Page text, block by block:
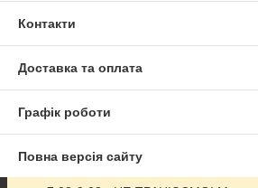
Контакти
Доставка та оплата
Графік роботи
Повна версія сайту